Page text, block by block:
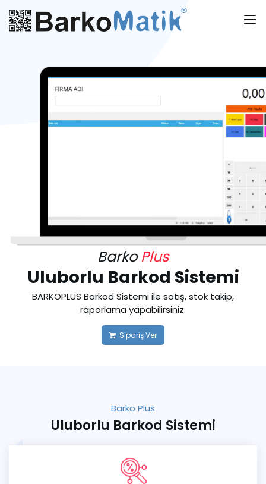
BarkoPlus
Uluborlu Barkod Sistemi
BARKOPLUS Barkod Sistemi ile satış, stok takip,
raporlama yapabilirsiniz.
Sipariş Ver
Barko Plus
Uluborlu Barkod Sistemi